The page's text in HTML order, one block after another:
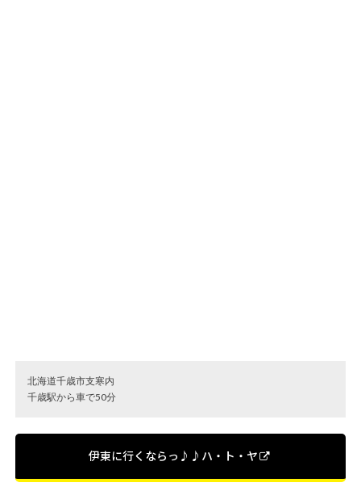
北海道千歳市支寒内
千歳駅から車で50分
伊東に行くならっ♪♪ハ・ト・ヤ